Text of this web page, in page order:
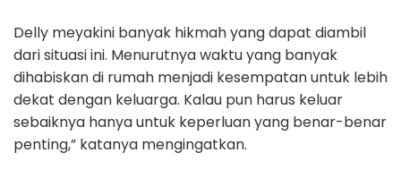
Delly meyakini banyak hikmah yang dapat diambil
dari situasi ini. Menurutnya waktu yang banyak
dihabiskan di rumah menjadi kesempatan untuk lebih
dekat dengan keluarga. Kalau pun harus keluar
sebaiknya hanya untuk keperluan yang benar-benar
penting,” katanya mengingatkan.